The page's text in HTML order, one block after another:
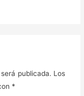
publicada. Los
*